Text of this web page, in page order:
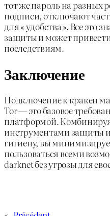
тот же пароль на разных
подписи, отключают
для « удобства ». Все это
защиты и может
последствиям.
Заключение
Подключение к кракен
Tor — это базовое
платформой.
инструментами защиты
гигиену, вы
пользоваться всеми
darknet без угрозы для